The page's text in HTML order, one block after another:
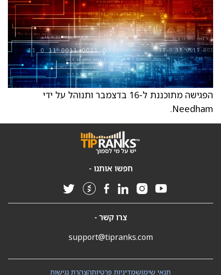
הפגישה מתוכננת ל-16 בדצמבר ותנוהל על ידי
Needham.
חפשו אותנו -
צרו קשר -
support@tipranks.com
הצהרת נגישותמדיניות פרטיותתנאי שימוש